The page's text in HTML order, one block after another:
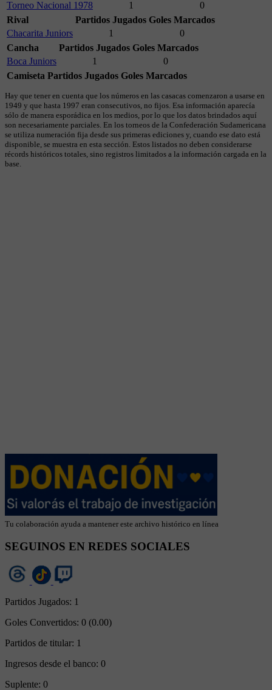
Torneo Nacional 1978 1
0
Rival
Partidos Jugados Goles Marcados
Chacarita Juniors
1
0
Cancha
Partidos Jugados Goles Marcados
Boca Juniors
1
0
Camiseta Partidos Jugados Goles Marcados
Hay que tener en cuenta que los números en las casacas comenzaron a usarse en
1949 y que hasta 1997 eran consecutivos, no fijos. Esa información aparecía
sólo de manera esporádica en los medios, por lo que los datos brindados aquí
son necesariamente parciales. En los torneos de la Confederación Sudamericana
se utiliza numeración fija desde sus primeras ediciones y, cuando ese dato está
disponible, se muestra en esta sección. Estos listados no deben considerarse
récords históricos totales, sino registros limitados a la información cargada en la
base.
Tu colaboración ayuda a mantener este archivo histórico en línea
SEGUINOS EN REDES SOCIALES
Partidos Jugados: 1
Goles Convertidos: 0 (0.00)
Partidos de titular: 1
Ingresos desde el banco: 0
Suplente: 0